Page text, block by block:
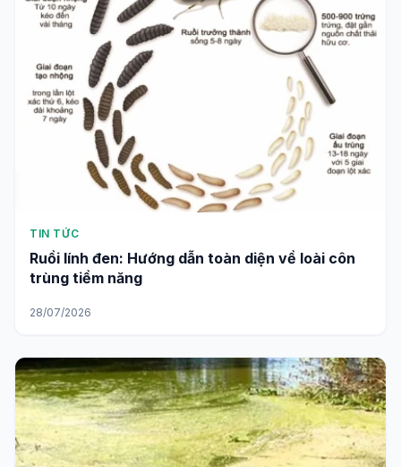
TIN TỨC
Ruồi lính đen: Hướng dẫn toàn diện về loài côn
trùng tiềm năng
28/07/2026